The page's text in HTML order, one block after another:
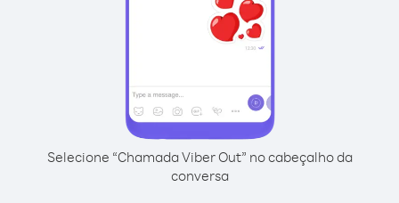
Selecione “Chamada Viber Out” no cabeçalho da
conversa